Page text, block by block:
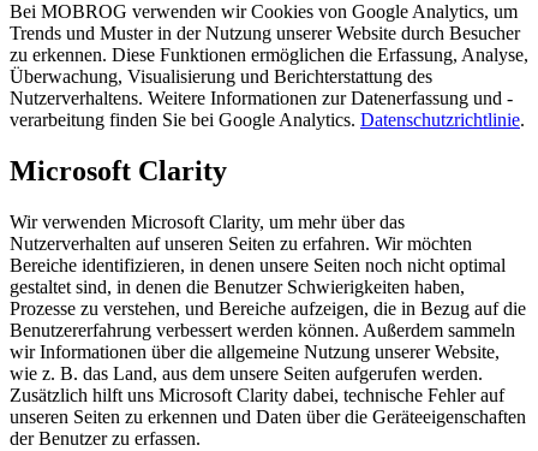
Bei MOBROG verwenden wir Cookies von Google Analytics, um
Trends und Muster in der Nutzung unserer Website durch Besucher
zu erkennen. Diese Funktionen ermöglichen die Erfassung, Analyse,
Überwachung, Visualisierung und Berichterstattung des
Nutzerverhaltens. Weitere Informationen zur Datenerfassung und -
verarbeitung finden Sie bei Google Analytics. Datenschutzrichtlinie.
Microsoft Clarity
Wir verwenden Microsoft Clarity, um mehr über das
Nutzerverhalten auf unseren Seiten zu erfahren. Wir möchten
Bereiche identifizieren, in denen unsere Seiten noch nicht optimal
gestaltet sind, in denen die Benutzer Schwierigkeiten haben,
Prozesse zu verstehen, und Bereiche aufzeigen, die in Bezug auf die
Benutzererfahrung verbessert werden können. Außerdem sammeln
wir Informationen über die allgemeine Nutzung unserer Website,
wie z. B. das Land, aus dem unsere Seiten aufgerufen werden.
Zusätzlich hilft uns Microsoft Clarity dabei, technische Fehler auf
unseren Seiten zu erkennen und Daten über die Geräteeigenschaften
der Benutzer zu erfassen.